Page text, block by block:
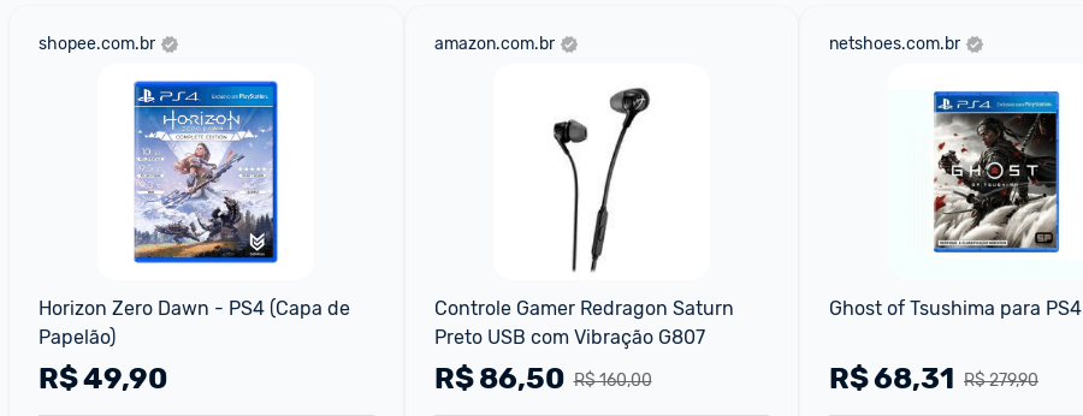
shopee.com.br
Horizon Zero Dawn - PS4 (Capa de
Papelão)
R$49,90
amazon.com.br
Controle Gamer Redragon Saturn
Preto USB com Vibração G807
R$ 160,00
R$86,50
netshoes.com.br
Ghost of Tsushima para PS4
R$ 279,90
R$68,31